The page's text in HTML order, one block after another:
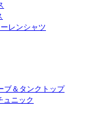
レンシャツ
ブ＆タンクトップ
ュニック